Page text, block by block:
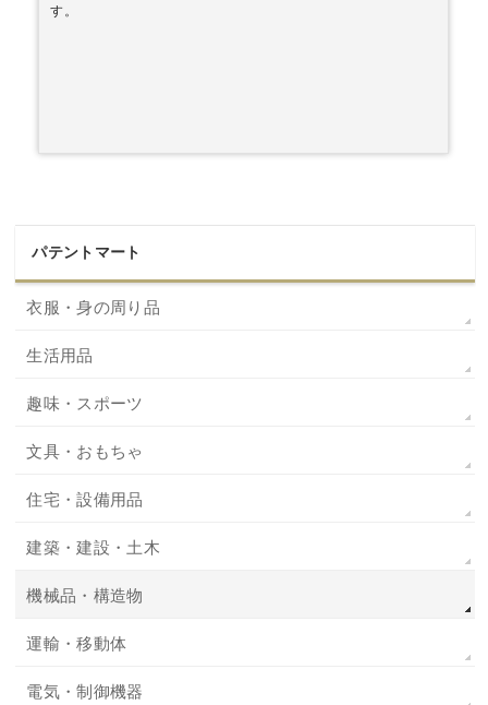
す。
パテントマート
衣服・身の周り品
生活用品
趣味・スポーツ
文具・おもちゃ
住宅・設備用品
建築・建設・土木
機械品・構造物
運輸・移動体
電気・制御機器